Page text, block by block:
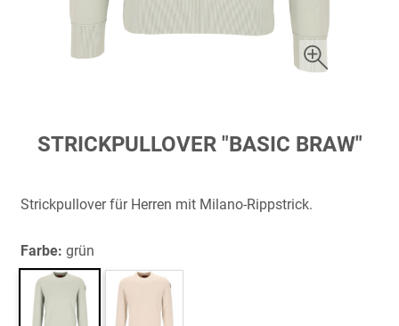
Zum
Anfang
springen
STRICKPULLOVER "BASIC BRAW"
Strickpullover für Herren mit Milano-Rippstrick.
Farbe: grün